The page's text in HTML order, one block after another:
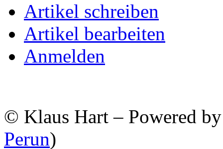
Artikel schreiben
Artikel bearbeiten
Anmelden
© Klaus Hart – Powered
Perun)